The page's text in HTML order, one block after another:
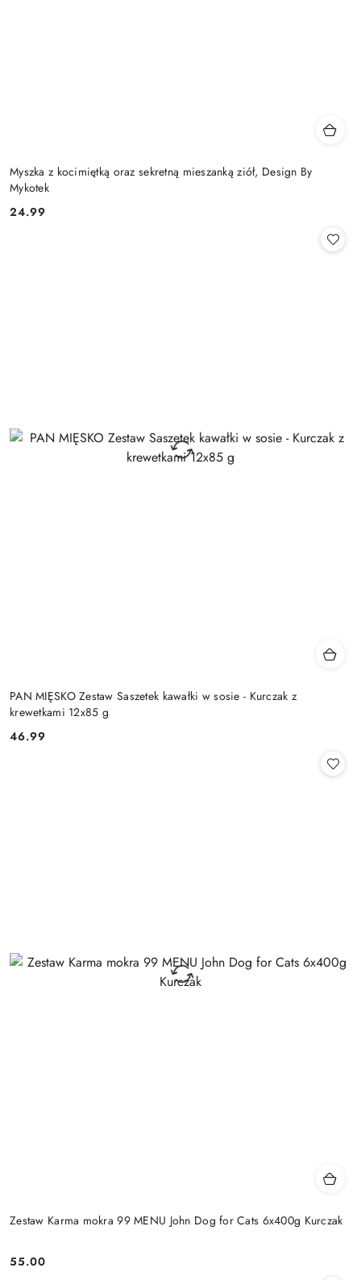
Myszka z kocimiętką oraz sekretną mieszanką ziół, Design By
Mykotek
Cena:
24.99
PAN MIĘSKO Zestaw Saszetek kawałki w sosie - Kurczak z
krewetkami 12x85 g
Cena:
46.99
Zestaw Karma mokra 99 MENU John Dog for Cats 6x400g Kurczak
Cena:
55.00